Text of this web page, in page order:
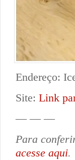
Endereço:
Site: Link
— — —
Para
acesse aqui.